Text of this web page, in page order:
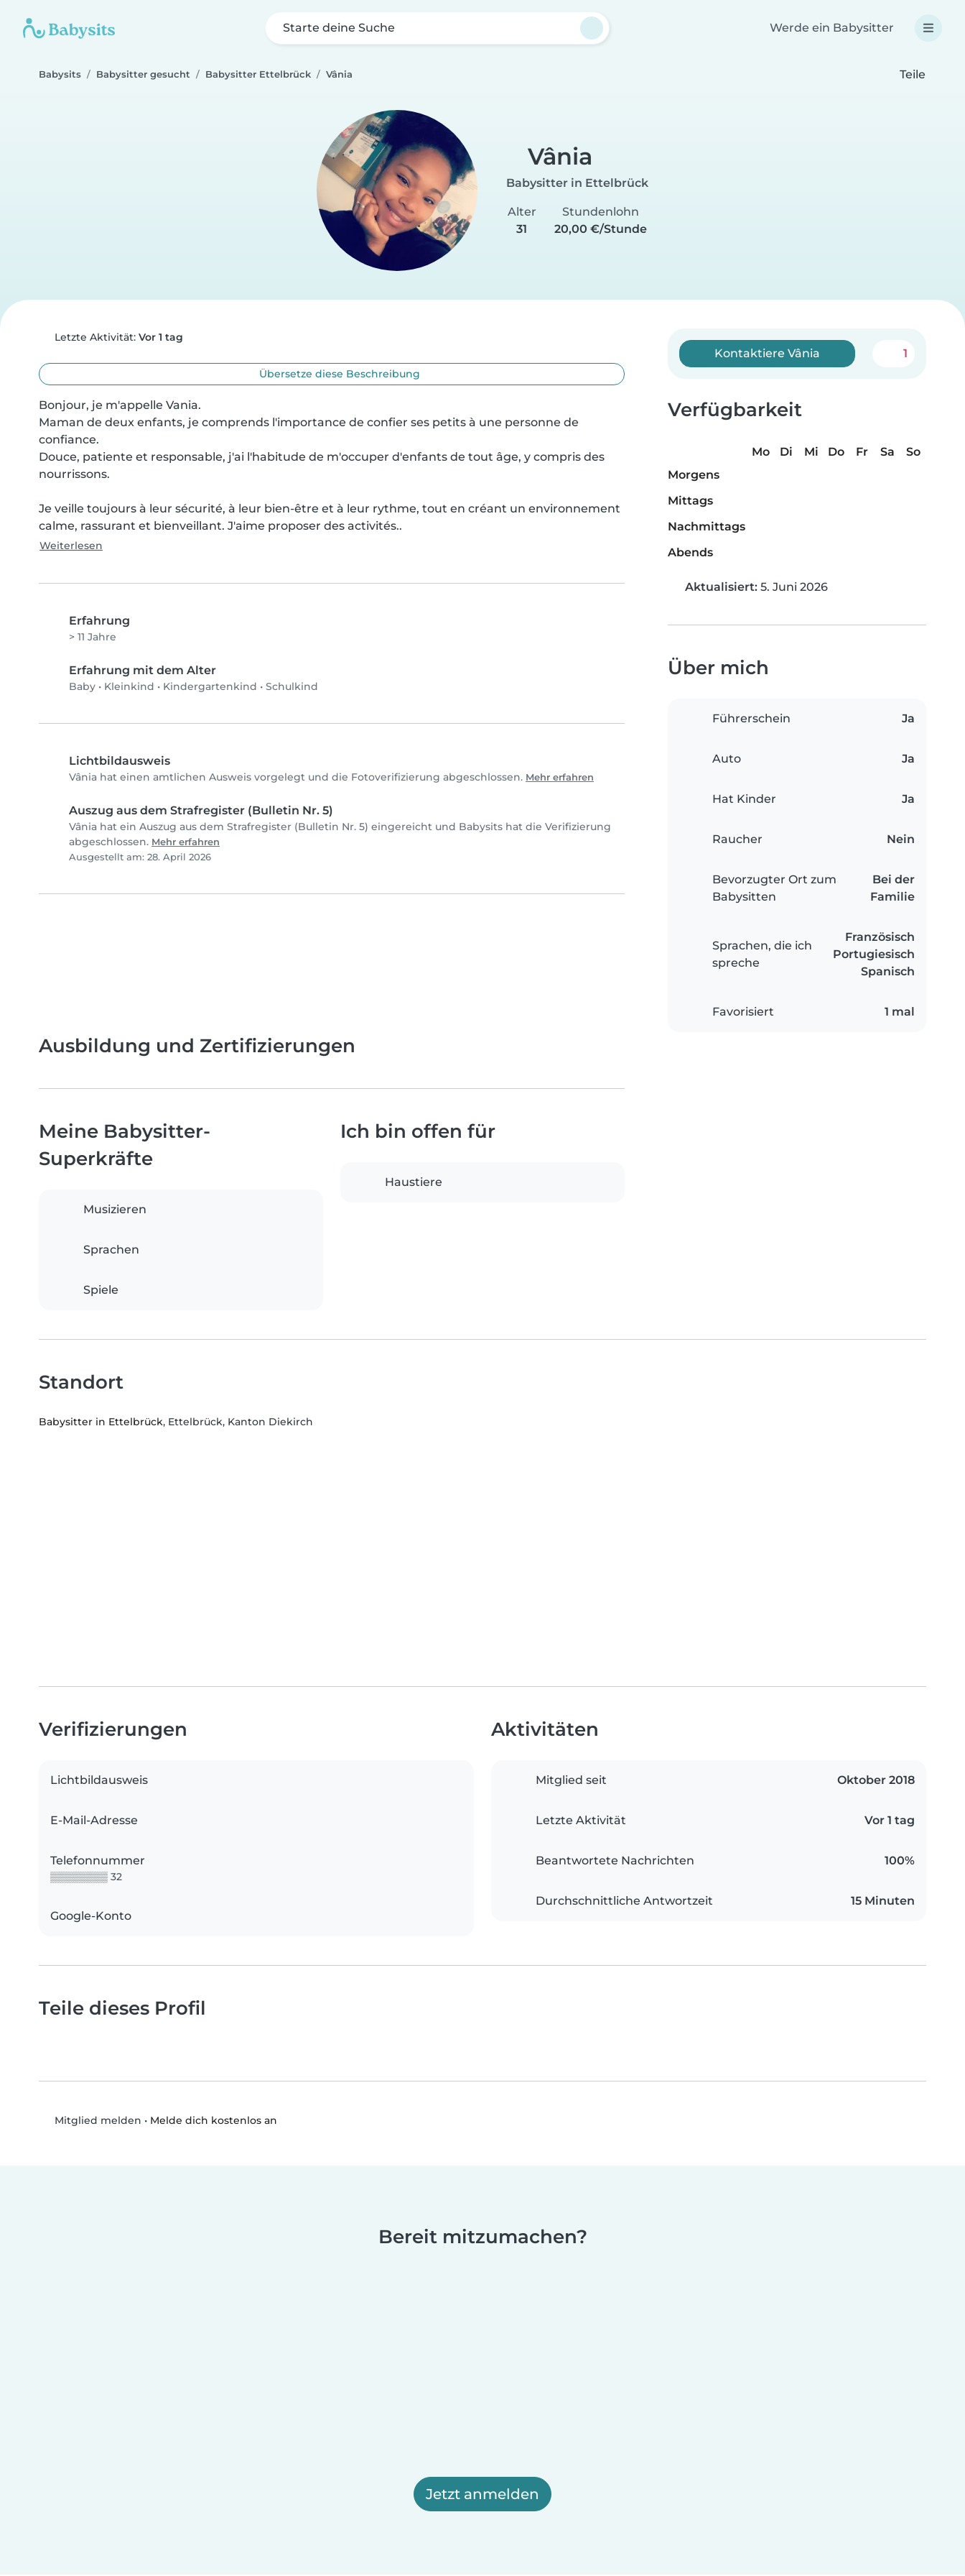
Starte deine Suche Werde ein Babysitter
Babysits Babysitter gesucht Babysitter Ettelbrück Vânia Teile
Vânia
Babysitter in Ettelbrück
Alter
31
Stundenlohn
20,00 €/Stunde
Letzte Aktivität: Vor 1 tag
Übersetze diese Beschreibung
Bonjour, je m'appelle Vania.
Maman de deux enfants, je comprends l'importance de confier ses petits à une personne de
confiance.
Douce, patiente et responsable, j'ai l'habitude de m'occuper d'enfants de tout âge, y compris des
nourrissons.
Je veille toujours à leur sécurité, à leur bien-être et à leur rythme, tout en créant un environnement
calme, rassurant et bienveillant. J'aime proposer des activités..
Weiterlesen
Erfahrung
> 11 Jahre
Erfahrung mit dem Alter
Baby • Kleinkind • Kindergartenkind • Schulkind
Lichtbildausweis
Vânia hat einen amtlichen Ausweis vorgelegt und die Fotoverifizierung abgeschlossen. Mehr erfahren
Auszug aus dem Strafregister (Bulletin Nr. 5)
Vânia hat ein Auszug aus dem Strafregister (Bulletin Nr. 5) eingereicht und Babysits hat die Verifizierung
abgeschlossen. Mehr erfahren
Ausgestellt am: 28. April 2026
Kontaktiere Vânia 1
Verfügbarkeit
Mo Di Mi Do Fr Sa
So
Morgens
Mittags
Nachmittags
Abends
Aktualisiert: 5. Juni 2026
Über mich
Führerschein Ja
Auto Ja
Hat Kinder Ja
Raucher Nein
Bevorzugter Ort zum
Babysitten
Bei der
Familie
Sprachen, die ich
spreche
Französisch
Portugiesisch
Spanisch
Favorisiert 1 mal
Ausbildung und Zertifizierungen
Meine Babysitter-
Superkräfte
Musizieren
Sprachen
Spiele
Ich bin offen für
Haustiere
Standort
Babysitter in Ettelbrück, Ettelbrück, Kanton Diekirch
Verifizierungen
Lichtbildausweis
E-Mail-Adresse
Telefonnummer
▒▒▒▒▒▒▒▒ 32
Google-Konto
Aktivitäten
Mitglied seit Oktober 2018
Letzte Aktivität Vor 1 tag
Beantwortete Nachrichten 100%
Durchschnittliche Antwortzeit 15 Minuten
Teile dieses Profil
Mitglied melden • Melde dich kostenlos an
Bereit mitzumachen?
Jetzt anmelden